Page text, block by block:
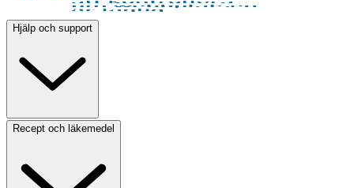
Hjälp och support
Recept och läkemedel